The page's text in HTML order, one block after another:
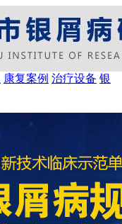
康复案例 治疗设备 银